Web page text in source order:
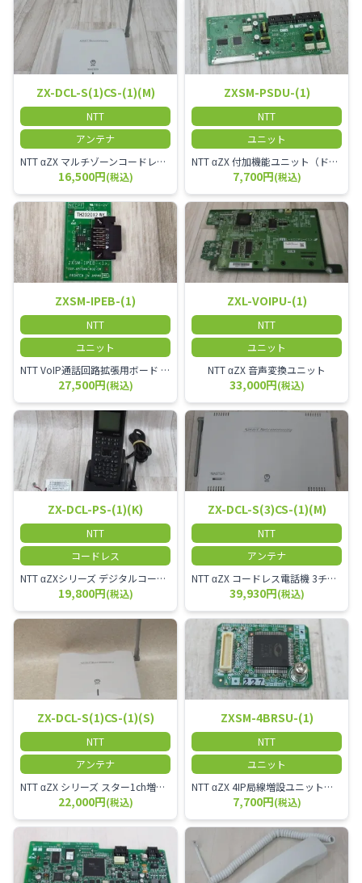
ZX-DCL-S(1)CS-(1)(M)
NTT
アンテナ
NTT αZX マルチゾーンコードレススターアンテナ(マスター)
16,500円(税込)
ZXSM-PSDU-(1)
NTT
ユニット
NTT αZX 付加機能ユニット（ドアホンなど）
7,700円(税込)
ZXSM-IPEB-(1)
NTT
ユニット
NTT VoIP通話回路拡張用ボード ZXSM－IP内線ボード－「1」
27,500円(税込)
ZXL-VOIPU-(1)
NTT
ユニット
NTT αZX 音声変換ユニット
33,000円(税込)
ZX-DCL-PS-(1)(K)
NTT
コードレス
NTT αZXシリーズ デジタルコードレス電話機（黒） 倉庫や工場など、オフィスから離れて仕事をする方に適しています。 コードレス単体では使用できないので、別途、専用の主装置及びアンテナが必要です。
19,800円(税込)
ZX-DCL-S(3)CS-(1)(M)
NTT
アンテナ
NTT αZX コードレス電話機 3チャンネル用 接続装置 マスター デジタルコードレス（ZX-DCL-PS等）の専用管理用アンテナです。
39,930円(税込)
ZX-DCL-S(1)CS-(1)(S)
NTT
アンテナ
NTT αZX シリーズ スター1ch増設接続装置 コードレス接続用アンテナ ZX-DCL-S1CS-1M ZX-DCL-PS等と組み合わせて使用します。 ZX-DCL-PSを複数台接続できますが同時に通話できるのは１台のみです。
22,000円(税込)
ZXSM-4BRSU-(1)
NTT
ユニット
NTT αZX 4IP局線増設ユニット ひかり電話オフィスタイプで4ch以上にしたい場合必要となるユニットです。
7,700円(税込)